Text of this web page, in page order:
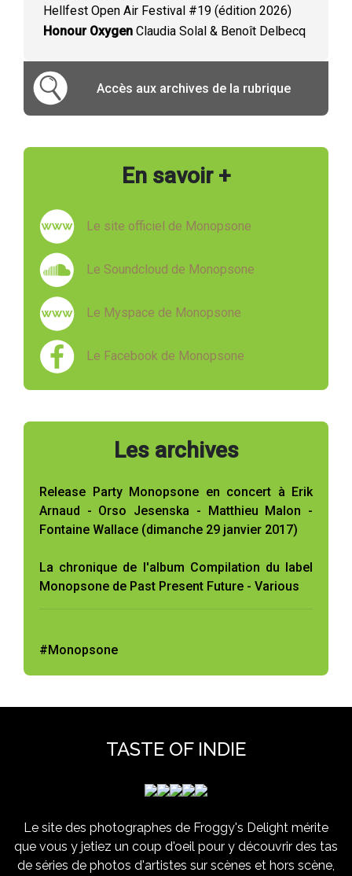
Hellfest Open Air Festival #19 (édition 2026)
Honour Oxygen Claudia Solal & Benoît Delbecq
Accès aux archives de la rubrique
En savoir +
Le site officiel de Monopsone
Le Soundcloud de Monopsone
Le Myspace de Monopsone
Le Facebook de Monopsone
Les archives
Release Party Monopsone en concert à Erik
Arnaud - Orso Jesenska - Matthieu Malon -
Fontaine Wallace (dimanche 29 janvier 2017)
La chronique de l'album Compilation du label
Monopsone de Past Present Future - Various
#Monopsone
TASTE OF INDIE
Le site des photographes de Froggy's Delight mérite
que vous y jetiez un coup d'oeil pour y découvrir des tas
de séries de photos d'artistes sur scènes et hors scène,